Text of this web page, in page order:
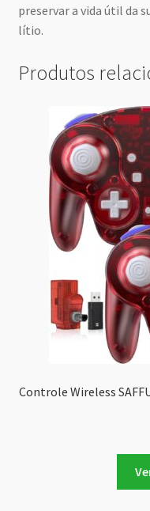
preservar a vida útil da
lítio.
Produtos
Controle Wireless